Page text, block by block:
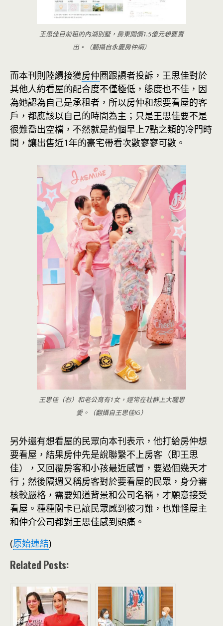
王思佳目前租的內湖別墅，房東開價1.5億元想要賣
出。（翻攝自永慶房仲網）
而本刊則陸續接獲房仲圈跟讀者投訴，王思佳對於
其他人約看屋的配合度不僅極低，態度也不佳，因
為她認為自己是承租者，所以房仲和想要看屋的客
戶，都應該以自己的時間為主；只是王思佳要不是
很難喬出空檔，不然就是約個早上7點之類的冷門時
間，讓出售近1年的豪宅帶看次數寥寥可數。
王思佳（右）和老公育有1女，經常在社群上大曬恩
愛。（翻攝自王思佳IG）
另外還有想看屋的民眾向本刊表示，他打給房仲想
要看屋，結果房仲先是說聯繫不上房客（即王思
佳），又回覆房客和小孩最近感冒，要過個幾天才
行；然後隔週又稱房客對於要看屋的民眾，身分審
核較嚴格，需要知道背景和公司名稱，才願意接受
看屋。種種關卡已讓民眾感到被刁難，也難怪屋主
和仲介公司都對王思佳感到頭痛。
(原始連結)
Related Posts: